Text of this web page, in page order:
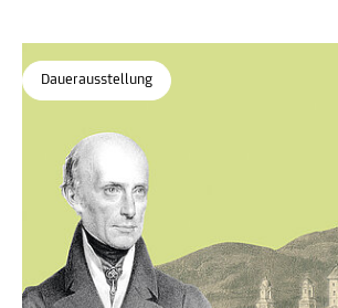
Dauerausstellung